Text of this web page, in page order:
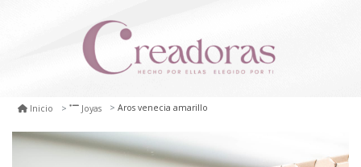
Inicio Joyas Aros venecia amarillo